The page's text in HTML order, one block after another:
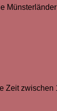
Zeit zwischen